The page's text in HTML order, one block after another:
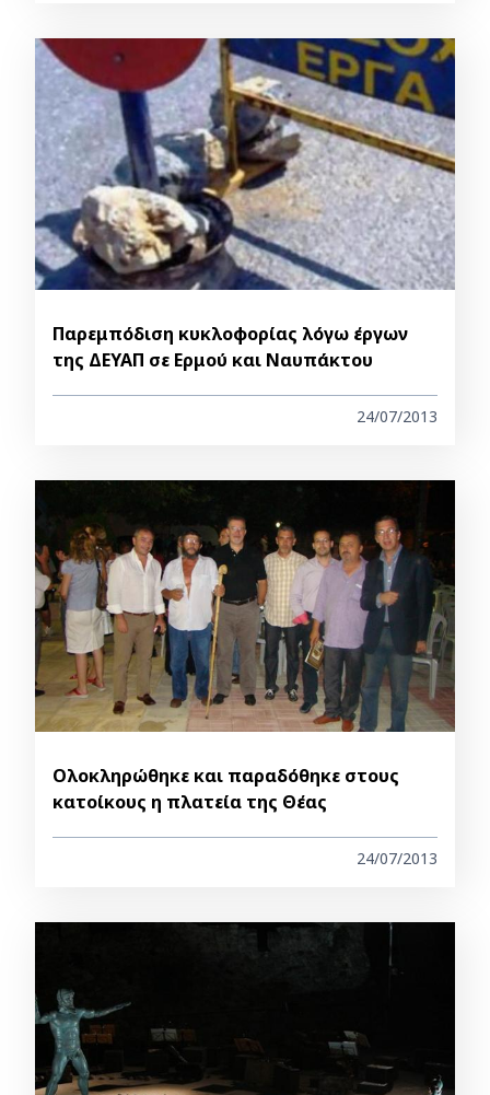
Παρεμπόδιση κυκλοφορίας λόγω έργων
της ΔΕΥΑΠ σε Ερμού και Ναυπάκτου
24/07/2013
Ολοκληρώθηκε και παραδόθηκε στους
κατοίκους η πλατεία της Θέας
24/07/2013